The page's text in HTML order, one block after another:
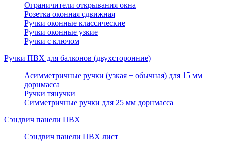
Ограничители открывания окна
Розетка оконная сдвижная
Ручки оконные классические
Ручки оконные узкие
Ручки с ключом
Ручки ПВХ для балконов (двухсторонние)
Асимметричные ручки (узкая + обычная) для 15 мм
дорнмасса
Ручки тянучки
Симметричные ручки для 25 мм дорнмасса
Сэндвич панели ПВХ
Сэндвич панели ПВХ лист